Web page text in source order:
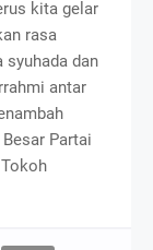
kita gelar
rasa
syuhada dan
antar
Partai